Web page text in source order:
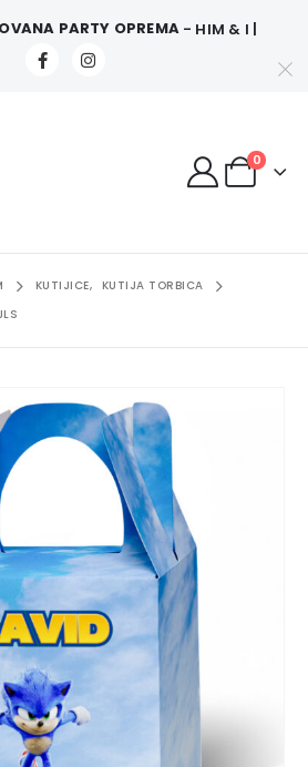
PARTY OPREMA - HIM & I |
0
KUTIJICE, KUTIJA TORBICA